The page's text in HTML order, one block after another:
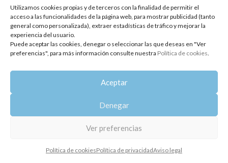
Utilizamos cookies propias y de terceros con la finalidad de permitir el
acceso a las funcionalidades de la página web, para mostrar publicidad (tanto
general como personalizada), extraer estadísticas de tráfico y mejorar la
experiencia del usuario.
Puede aceptar las cookies, denegar o seleccionar las que deseas en "Ver
preferencias", para más información consulte nuestra Política de cookies.
Aceptar
Denegar
Ver preferencias
Política de cookiesPolítica de privacidadAviso legal
Política de privacidad Aviso legal | Política de cookies